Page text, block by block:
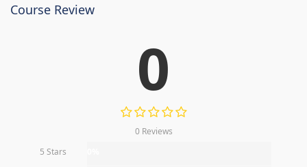
Course Review
0
0 Reviews
5 Stars